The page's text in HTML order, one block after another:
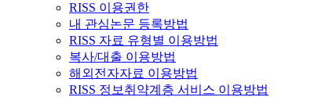
RISS 이용권한
내 관심논문 등록방법
RISS 자료 유형별 이용방법
복사/대출 이용방법
해외전자자료 이용방법
RISS 정보취약계층 서비스 이용방법